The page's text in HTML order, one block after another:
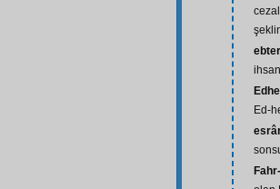
ebter
Ed-